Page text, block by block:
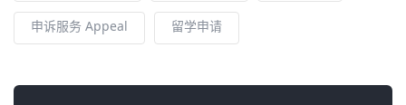
申诉服务 Appeal 留学申请